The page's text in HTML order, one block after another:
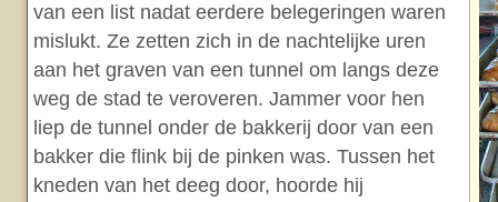
van een list nadat eerdere belegeringen waren
mislukt. Ze zetten zich in de nachtelijke uren
aan het graven van een tunnel om langs deze
weg de stad te veroveren. Jammer voor hen
liep de tunnel onder de bakkerij door van een
bakker die flink bij de pinken was. Tussen het
kneden van het deeg door, hoorde hij